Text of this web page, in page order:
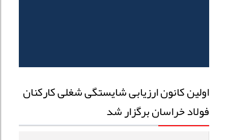
اولین کانون ارزیابی شایستگی شغلی کارکنان
فولاد خراسان برگزار شد